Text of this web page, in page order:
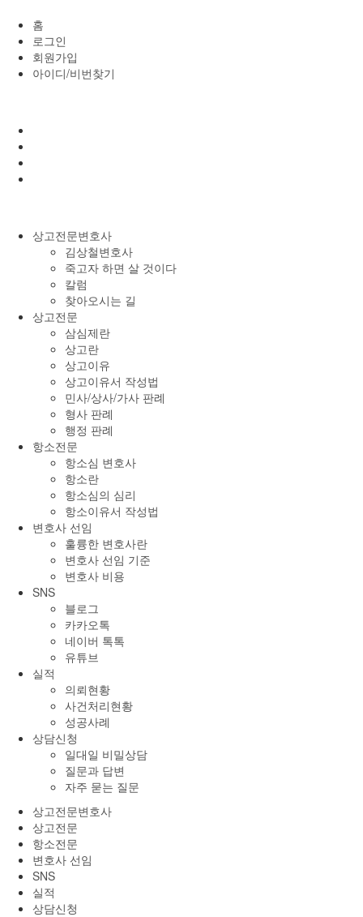
홈
로그인
회원가입
아이디/비번찾기
상고전문변호사
김상철변호사
죽고자 하면 살 것이다
칼럼
찾아오시는 길
상고전문
삼심제란
상고란
상고이유
상고이유서 작성법
민사/상사/가사 판례
형사 판례
행정 판례
항소전문
항소심 변호사
항소란
항소심의 심리
항소이유서 작성법
변호사 선임
훌륭한 변호사란
변호사 선임 기준
변호사 비용
SNS
블로그
카카오톡
네이버 톡톡
유튜브
실적
의뢰현황
사건처리현황
성공사례
상담신청
일대일 비밀상담
질문과 답변
자주 묻는 질문
상고전문변호사
상고전문
항소전문
변호사 선임
SNS
실적
상담신청